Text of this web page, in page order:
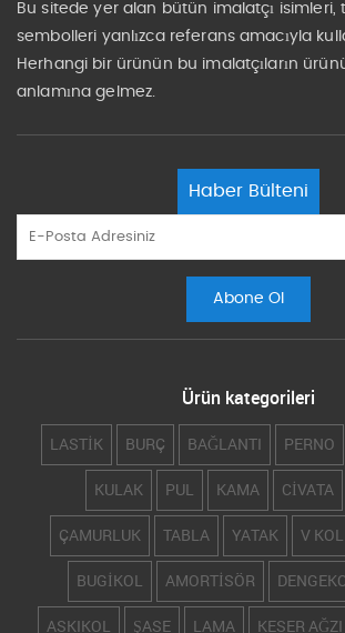
Bu sitede yer alan bütün imalatçı isimleri,
sembolleri yanlızca referans amacıyla
Herhangi bir ürünün bu imalatçıların
anlamına gelmez.
Haber Bülteni
Ürün kategorileri
LASTİK BURÇ BAĞLANTI PERNO
KULAK PUL KAMA CİVATA
ÇAMURLUK TABLA YATAK V KOL
BUGİKOL AMORTİSÖR
ASKIKOL ŞASE LAMA KESER AĞZI